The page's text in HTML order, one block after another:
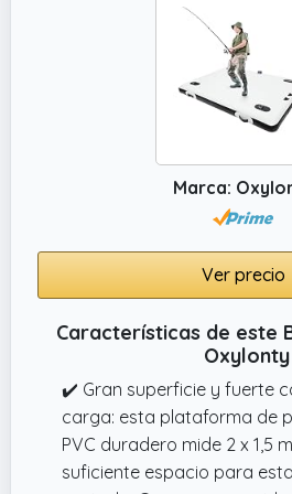
Marca:
Ver precio
Características de este
Oxylonty
✔️ Gran superficie y fuerte
carga: esta plataforma de
PVC duradero mide 2 x 1,5
suficiente espacio para